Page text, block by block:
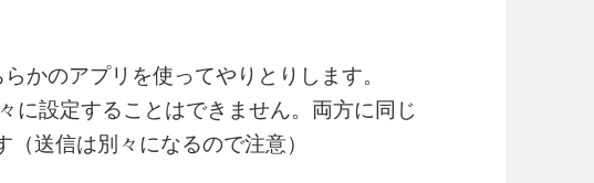
かのアプリを使ってやりとりします。
に設定することはできません。両方に同じ
送信は別々になるので注意）